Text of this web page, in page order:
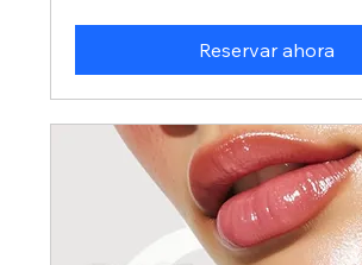
Reservar ahora